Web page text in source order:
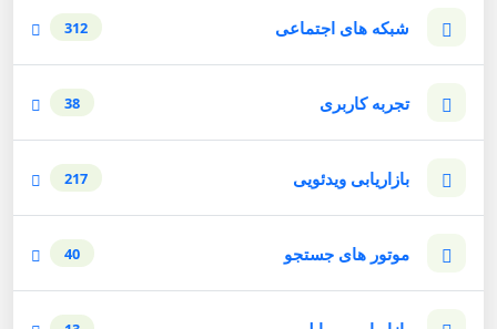
شبکه های اجتماعی 312
تجربه کاربری 38
بازاریابی ویدئویی 217
موتور های جستجو 40